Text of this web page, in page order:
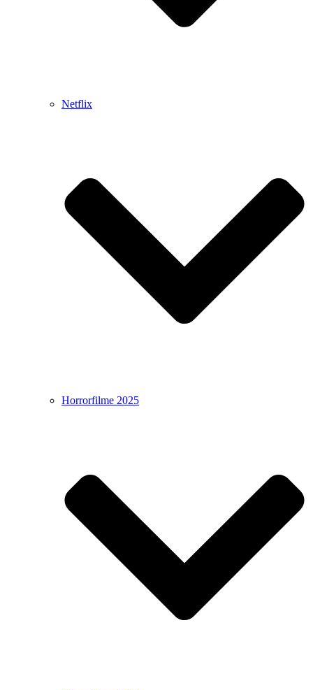
Netflix
Horrorfilme 2025